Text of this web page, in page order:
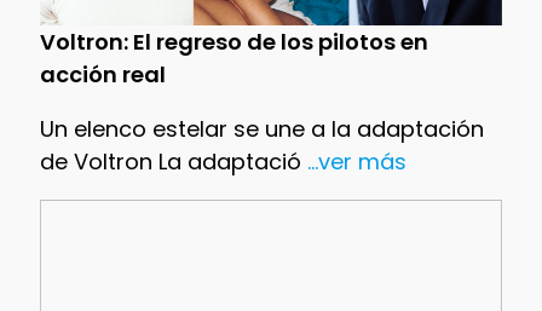
Voltron: El regreso de los pilotos en
acción real
Un elenco estelar se une a la adaptación
de Voltron La adaptació ...ver más